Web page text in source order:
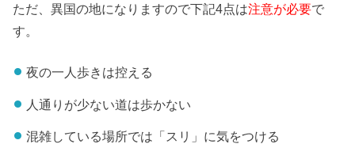
ただ、異国の地になりますので下記4点は注意が必要で
す。
夜の一人歩きは控える
人通りが少ない道は歩かない
混雑している場所では「スリ」に気をつける